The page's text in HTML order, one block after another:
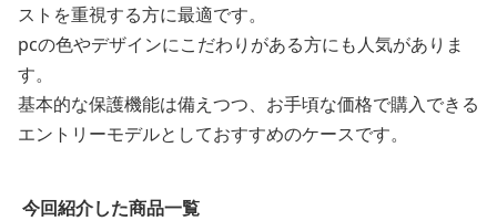
ストを重視する方に最適です。
pcの色やデザインにこだわりがある方にも人気がありま
す。
基本的な保護機能は備えつつ、お手頃な価格で購入できる
エントリーモデルとしておすすめのケースです。
今回紹介した商品一覧